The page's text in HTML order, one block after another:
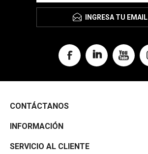
INGRESA TU EMAIL
CONTÁCTANOS
INFORMACIÓN
SERVICIO AL CLIENTE